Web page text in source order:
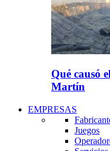
Qué causó
Martín
EMPRESAS
Juegos